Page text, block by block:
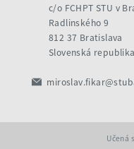
c/o FCHPT STU v
Radlinského 9
812 37 Bratislava
Slovenská republika
Učená